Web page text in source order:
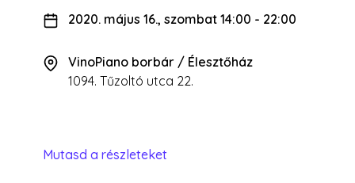
2020. május 16., szombat 14:00 - 22:00
VinoPiano borbár / Élesztőház
1094. Tűzoltó utca 22.
Mutasd a részleteket